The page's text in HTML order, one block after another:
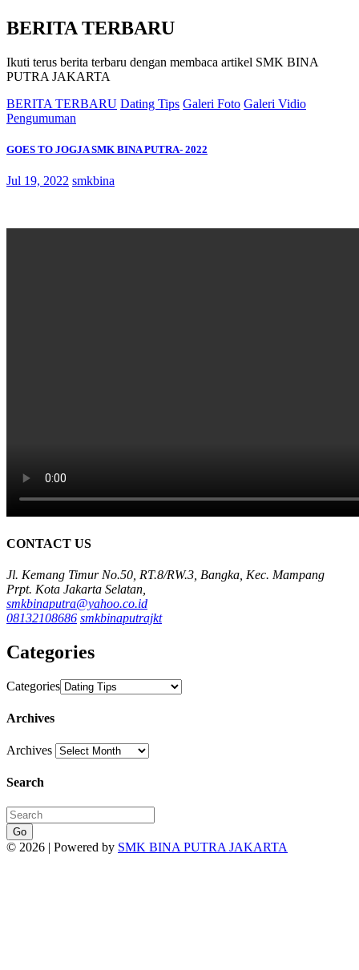
BERITA TERBARU
Ikuti terus berita terbaru dengan membaca artikel SMK BINA
PUTRA JAKARTA
BERITA TERBARU Dating Tips Galeri Foto Galeri Vidio
Pengumuman
GOES TO JOGJA SMK BINA PUTRA- 2022
Jul 19, 2022 smkbina
CONTACT US
Jl. Kemang Timur No.50, RT.8/RW.3, Bangka, Kec. Mampang
Prpt. Kota Jakarta Selatan,
smkbinaputra@yahoo.co.id
08132108686 smkbinaputrajkt
Categories
Categories
Archives
Archives
Search
Go
© 2026 | Powered by SMK BINA PUTRA JAKARTA